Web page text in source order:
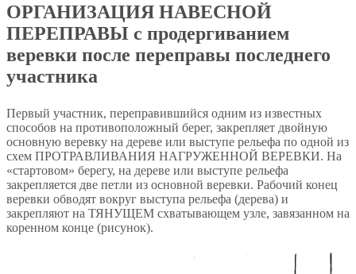
ОРГАНИЗАЦИЯ НАВЕСНОЙ
ПЕРЕПРАВЫ с продергиванием
веревки после переправы последнего
участника
Первый участник, переправившийся одним из известных
способов на противоположный берег, закрепляет двойную
основную веревку на дереве или выступе рельефа по одной из
схем ПРОТРАВЛИВАНИЯ НАГРУЖЕННОЙ ВЕРЕВКИ. На
«стартовом» берегу, на дереве или выступе рельефа
закрепляется две петли из основной веревки. Рабочий конец
веревки обводят вокруг выступа рельефа (дерева) и
закрепляют на ТЯНУЩЕМ схватывающем узле, завязанном на
коренном конце (рисунок).